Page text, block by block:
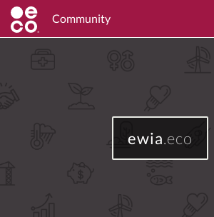
Community
ewia.eco